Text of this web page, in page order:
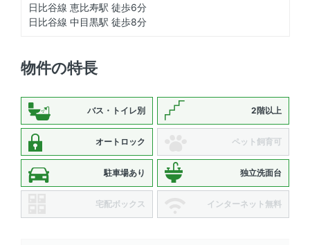
日比谷線 恵比寿駅 徒歩6分
日比谷線 中目黒駅 徒歩8分
物件の特長
バス・トイレ別 2階以上
オートロック ペット飼育可
駐車場あり 独立洗面台
宅配ボックス インターネット無料